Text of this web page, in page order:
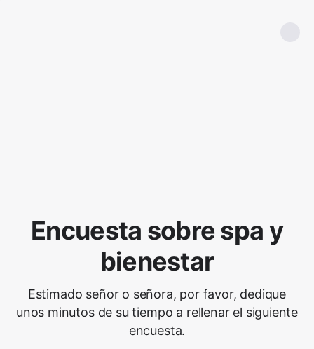
Encuesta sobre spa y
bienestar
Estimado señor o señora, por favor, dedique
unos minutos de su tiempo a rellenar el siguiente
encuesta.